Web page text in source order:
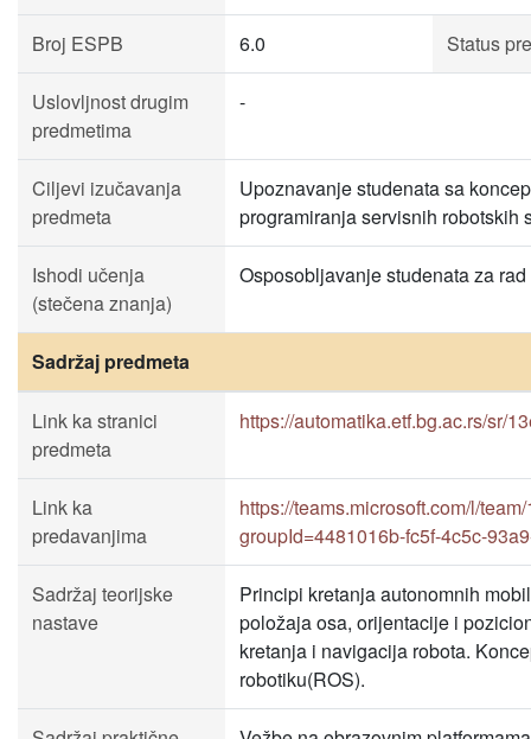
Broj ESPB 6.0 Status
Uslovljnost drugim
predmetima
-
Ciljevi izučavanja
predmeta
Upoznavanje studenata sa
programiranja servisnih robotskih
Ishodi učenja
(stečena znanja)
Osposobljavanje studenata za
Sadržaj predmeta
Link ka stranici
predmeta
https://automatika.etf.bg.ac.rs/sr/
Link ka
predavanjima
https://teams.microsoft.com/l/
groupId=4481016b-fc5f-4c5c-
Sadržaj teorijske
nastave
Principi kretanja autonomnih
položaja osa, orijentacije i
kretanja i navigacija robota.
robotiku(ROS).